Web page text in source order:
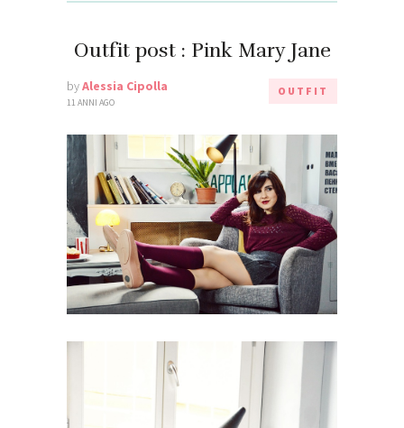
Outfit post : Pink Mary Jane
byAlessia Cipolla
11 ANNI AGO
OUTFIT